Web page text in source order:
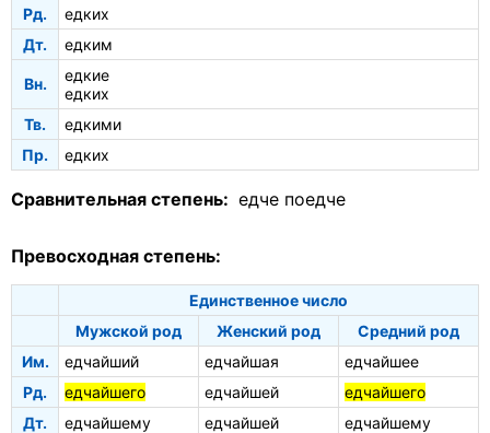
Рд.
едких
Дт.
едким
Вн.
едкие
едких
Тв.
едкими
Пр.
едких
Сравнительная степень: едче поедче
Превосходная степень:
Единственное число
Мужской род
Женский род
Средний род
Им.
едчайший едчайшая
едчайшее
Рд.
едчайшего едчайшей
едчайшего
Дт.
едчайшему едчайшей едчайшему